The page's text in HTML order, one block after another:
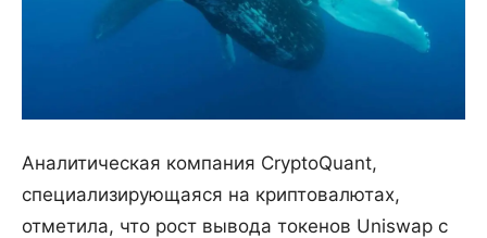
Аналитическая компания CryptoQuant,
специализирующаяся на криптовалютах,
отметила, что рост вывода токенов Uniswap с